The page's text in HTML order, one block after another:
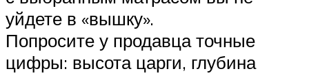
уйдете в «вышку».
Попросите у продавца точные
цифры: высота царги, глубина